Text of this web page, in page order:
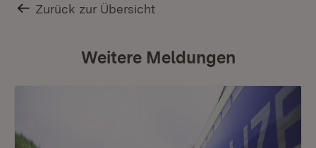
Zurück zur Übersicht
Weitere Meldungen